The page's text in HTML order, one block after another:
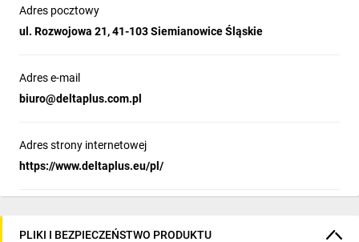
Adres pocztowy
ul. Rozwojowa 21, 41-103 Siemianowice Śląskie
Adres e-mail
biuro@deltaplus.com.pl
Adres strony internetowej
https://www.deltaplus.eu/pl/
PLIKI I BEZPIECZEŃSTWO PRODUKTU